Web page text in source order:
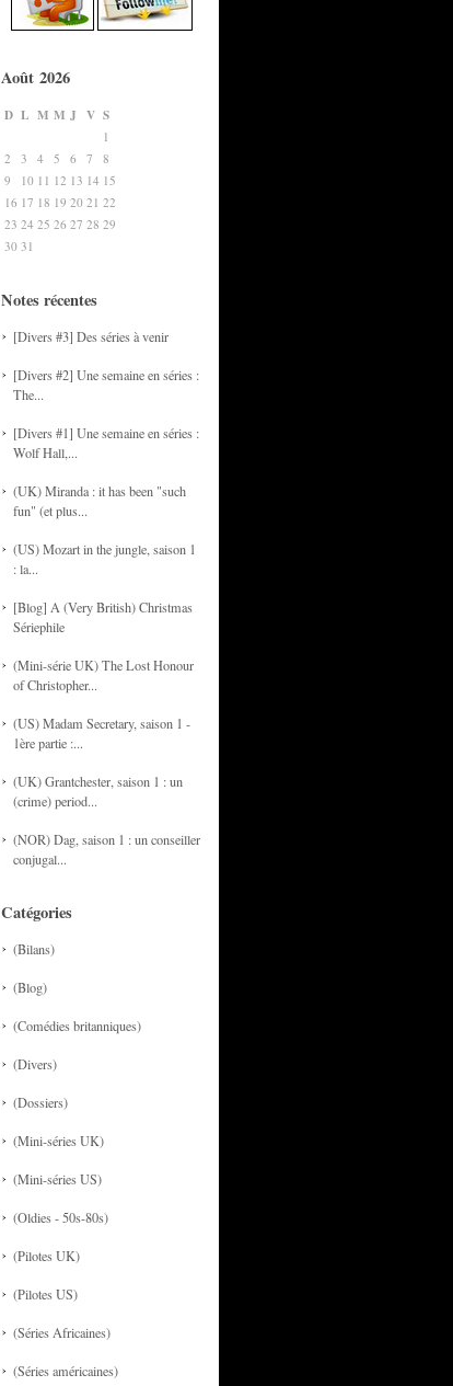
Août 2026
D L M M J V S
1
2
3 4 5 6 7
8
9
10 11 12 13 14 15
16 17 18 19 20 21 22
23 24 25 26 27 28 29
30 31
Notes récentes
[Divers #3] Des séries à venir
[Divers #2] Une semaine en séries :
The...
[Divers #1] Une semaine en séries :
Wolf Hall,...
(UK) Miranda : it has been "such
fun" (et plus...
(US) Mozart in the jungle, saison 1
: la...
[Blog] A (Very British) Christmas
Sériephile
(Mini-série UK) The Lost Honour
of Christopher...
(US) Madam Secretary, saison 1 -
1ère partie :...
(UK) Grantchester, saison 1 : un
(crime) period...
(NOR) Dag, saison 1 : un conseiller
conjugal...
Catégories
(Bilans)
(Blog)
(Comédies britanniques)
(Divers)
(Dossiers)
(Mini-séries UK)
(Mini-séries US)
(Oldies - 50s-80s)
(Pilotes UK)
(Pilotes US)
(Séries Africaines)
(Séries américaines)